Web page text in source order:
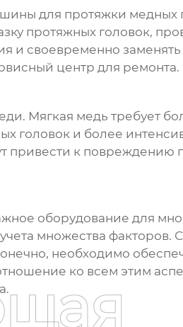
для протяжки медных
протяжных головок,
и своевременно
центр для ремонта.
Мягкая медь требует
головок и более
привести к
оборудование для
множества факторов.
необходимо
ко всем этим